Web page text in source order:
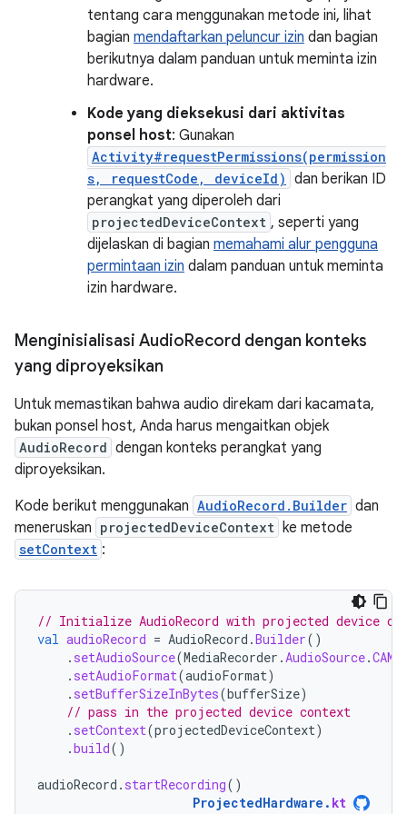
tentang cara menggunakan metode ini, lihat
bagian mendaftarkan peluncur izin dan bagian
berikutnya dalam panduan untuk meminta izin
hardware.
Kode yang dieksekusi dari aktivitas
ponsel host: Gunakan
Activity#requestPermissions(permission
s, requestCode, deviceId) dan berikan ID
perangkat yang diperoleh dari
projectedDeviceContext , seperti yang
dijelaskan di bagian memahami alur pengguna
permintaan izin dalam panduan untuk meminta
izin hardware.
Menginisialisasi AudioRecord dengan konteks
yang diproyeksikan
Untuk memastikan bahwa audio direkam dari kacamata,
bukan ponsel host, Anda harus mengaitkan objek
AudioRecord dengan konteks perangkat yang
diproyeksikan.
Kode berikut menggunakan AudioRecord.Builder dan
meneruskan projectedDeviceContext ke metode
setContext :
// Initialize AudioRecord with projected device
val audioRecord = AudioRecord .Builder()
. setAudioSource(MediaRecorder .AudioSource.
. setAudioFormat(audioFormat)
. setBufferSizeInBytes(bufferSize)
// pass in the projected device context
. setContext(projectedDeviceContext)
.build()
audioRecord . startRecording()
ProjectedHardware . kt